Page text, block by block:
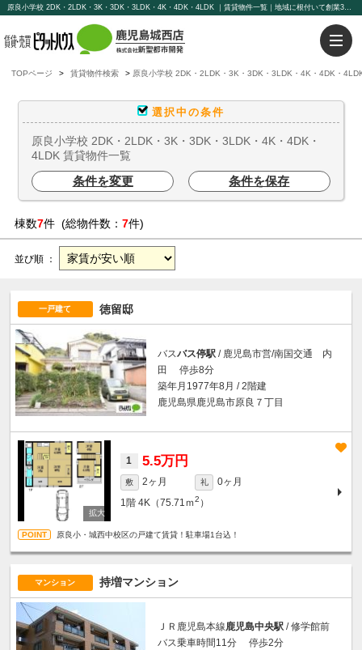
原良小学校 2DK・2LDK・3K・3DK・3LDK・4K・4DK・4LDK ｜賃貸物件一覧｜地域に根付いて創業30年鹿児島市城西エリアに強いピタットハウス鹿児島城西店【新聖都市開発】豊富な物件を取り揃えております。賃貸管理もお任せください。
TOPページ 賃貸物件検索 原良小学校 2DK・2LDK・3K・3DK・3LDK・4K・4DK・
選択中の条件
原良小学校 2DK・2LDK・3K・3DK・3LDK・4K・4DK・
4LDK 賃貸物件一覧
条件を変更 条件を保存
棟数7件 (総物件数： 7件)
並び順 ：
一戸建て 徳留邸
バスバス停駅 / 鹿児島市営/南国交通 内
田 停歩8分
築年月1977年8月 / 2階建
鹿児島県鹿児島市原良７丁目
1 5.5万円
敷 2ヶ月 礼
0ヶ月
1階 4K（75.71ｍ2 ）
原良小・城西中校区の戸建て賃貸！駐車場1台込！
マンション 持増マンション
ＪＲ鹿児島本線鹿児島中央駅 / 修学館前
バス乗車時間11分 停歩2分